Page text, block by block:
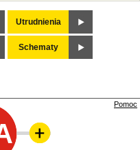
Utrudnienia
Schematy
Pomoc